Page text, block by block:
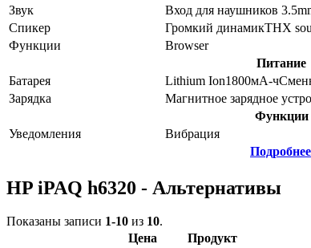
Звук
Вход для наушников
Спикер
Громкий динамикTHX
Функции
Browser
Питание
Батарея
Lithium Ion1800мА-ч
Зарядка
Магнитное зарядное
Функции
Уведомления
Вибрация
Подробнее
HP iPAQ h6320 - Альтернативы
Показаны записи 1-10 из 10.
Цена
Продукт